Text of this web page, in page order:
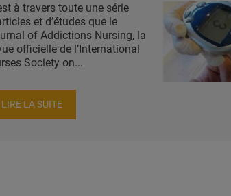
à travers toute une série
et d’études que le
of Addictions Nursing, la
officielle de l’International
Society on...
LIRE LA SUITE